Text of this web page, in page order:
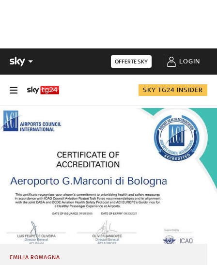
OFFERTE SKY LOGIN
SKY TG24 INSIDER
EMILIA ROMAGNA